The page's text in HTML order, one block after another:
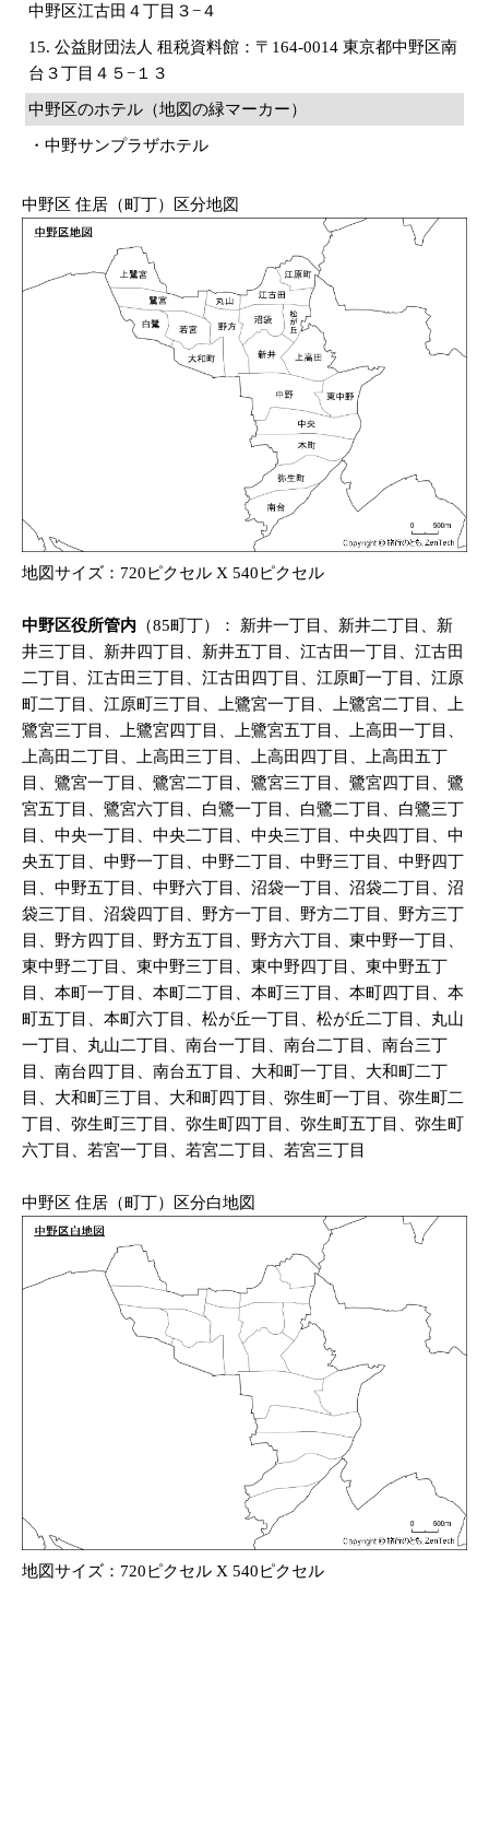
中野区江古田４丁目３−４
15. 公益財団法人 租税資料館：〒164-0014 東京都中野区南
台３丁目４５−１３
中野区のホテル（地図の緑マーカー）
・中野サンプラザホテル
中野区 住居（町丁）区分地図
地図サイズ：720ピクセル X 540ピクセル
中野区役所管内 （85町丁）： 新井一丁目、新井二丁目、新
井三丁目、新井四丁目、新井五丁目、江古田一丁目、江古田
二丁目、江古田三丁目、江古田四丁目、江原町一丁目、江原
町二丁目、江原町三丁目、上鷺宮一丁目、上鷺宮二丁目、上
鷺宮三丁目、上鷺宮四丁目、上鷺宮五丁目、上高田一丁目、
上高田二丁目、上高田三丁目、上高田四丁目、上高田五丁
目、鷺宮一丁目、鷺宮二丁目、鷺宮三丁目、鷺宮四丁目、鷺
宮五丁目、鷺宮六丁目、白鷺一丁目、白鷺二丁目、白鷺三丁
目、中央一丁目、中央二丁目、中央三丁目、中央四丁目、中
央五丁目、中野一丁目、中野二丁目、中野三丁目、中野四丁
目、中野五丁目、中野六丁目、沼袋一丁目、沼袋二丁目、沼
袋三丁目、沼袋四丁目、野方一丁目、野方二丁目、野方三丁
目、野方四丁目、野方五丁目、野方六丁目、東中野一丁目、
東中野二丁目、東中野三丁目、東中野四丁目、東中野五丁
目、本町一丁目、本町二丁目、本町三丁目、本町四丁目、本
町五丁目、本町六丁目、松が丘一丁目、松が丘二丁目、丸山
一丁目、丸山二丁目、南台一丁目、南台二丁目、南台三丁
目、南台四丁目、南台五丁目、大和町一丁目、大和町二丁
目、大和町三丁目、大和町四丁目、弥生町一丁目、弥生町二
丁目、弥生町三丁目、弥生町四丁目、弥生町五丁目、弥生町
六丁目、若宮一丁目、若宮二丁目、若宮三丁目
中野区 住居（町丁）区分白地図
地図サイズ：720ピクセル X 540ピクセル